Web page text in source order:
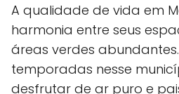
A qualidade de vida em
harmonia entre seus
áreas verdes
temporadas nesse
desfrutar de ar puro e